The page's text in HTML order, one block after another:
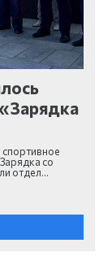
спортивное
со
отдел…